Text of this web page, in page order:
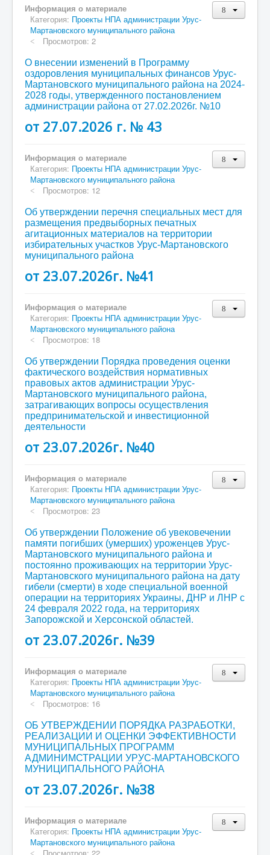
Информация о материале
Категория: Проекты НПА администрации Урус-
Мартановского муниципального района
Просмотров: 2
О внесении изменений в Программу
оздоровления муниципальных финансов Урус-
Мартановского муниципального района на 2024-
2028 годы, утвержденного постановлением
администрации района от 27.02.2026г. №10
от 27.07.2026 г. № 43
Информация о материале
Категория: Проекты НПА администрации Урус-
Мартановского муниципального района
Просмотров: 12
Об утверждении перечня специальных мест для
размещения предвыборных печатных
агитационных материалов на территории
избирательных участков Урус-Мартановского
муниципального района
от 23.07.2026г. №41
Информация о материале
Категория: Проекты НПА администрации Урус-
Мартановского муниципального района
Просмотров: 18
Об утверждении Порядка проведения оценки
фактического воздействия нормативных
правовых актов администрации Урус-
Мартановского муниципального района,
затрагивающих вопросы осуществления
предпринимательской и инвестиционной
деятельности
от 23.07.2026г. №40
Информация о материале
Категория: Проекты НПА администрации Урус-
Мартановского муниципального района
Просмотров: 23
Об утверждении Положение об увековечении
памяти погибших (умерших) уроженцев Урус-
Мартановского муниципального района и
постоянно проживающих на территории Урус-
Мартановского муниципального района на дату
гибели (смерти) в ходе специальной военной
операции на территориях Украины, ДНР и ЛНР с
24 февраля 2022 года, на территориях
Запорожской и Херсонской областей.
от 23.07.2026г. №39
Информация о материале
Категория: Проекты НПА администрации Урус-
Мартановского муниципального района
Просмотров: 16
ОБ УТВЕРЖДЕНИИ ПОРЯДКА РАЗРАБОТКИ,
РЕАЛИЗАЦИИ И ОЦЕНКИ ЭФФЕКТИВНОСТИ
МУНИЦИПАЛЬНЫХ ПРОГРАММ
АДМИНИМСТРАЦИИ УРУС-МАРТАНОВСКОГО
МУНИЦИПАЛЬНОГО РАЙОНА
от 23.07.2026г. №38
Информация о материале
Категория: Проекты НПА администрации Урус-
Мартановского муниципального района